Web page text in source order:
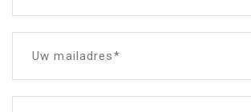
Uw mailadres*